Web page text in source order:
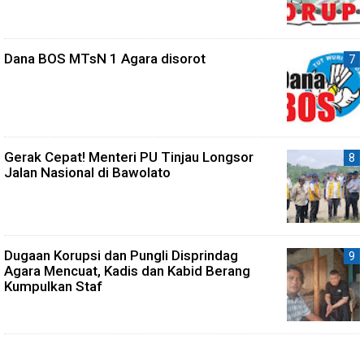
Dana BOS MTsN 1 Agara disorot
Gerak Cepat! Menteri PU Tinjau Longsor
Jalan Nasional di Bawolato
Dugaan Korupsi dan Pungli Disprindag
Agara Mencuat, Kadis dan Kabid Berang
Kumpulkan Staf